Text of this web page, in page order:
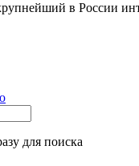
в России
для поиска